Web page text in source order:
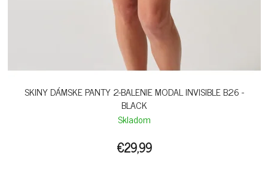
SKINY DÁMSKE PANTY 2-BALENIE MODAL INVISIBLE B26 -
BLACK
Skladom
€29,99